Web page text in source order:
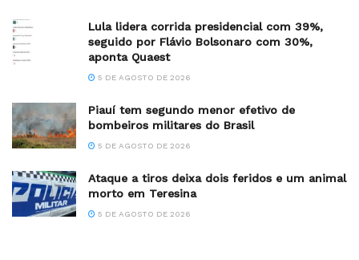
Lula lidera corrida presidencial com 39%,
seguido por Flávio Bolsonaro com 30%,
aponta Quaest
5 DE AGOSTO DE 2026
Piauí tem segundo menor efetivo de
bombeiros militares do Brasil
5 DE AGOSTO DE 2026
Ataque a tiros deixa dois feridos e um animal
morto em Teresina
5 DE AGOSTO DE 2026